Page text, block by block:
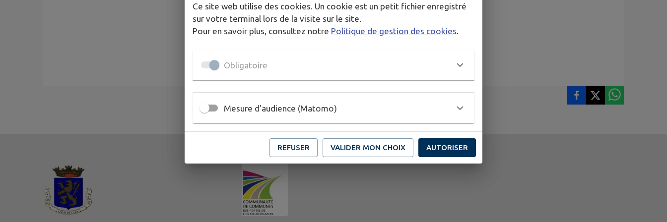
Ce site web utilise des cookies. Un cookie est un petit fichier enregistré
sur votre terminal lors de la visite sur le site.
Pour en savoir plus, consultez notre Politique de gestion des cookies.
Obligatoire
Mesure d'audience (Matomo)
REFUSER VALIDER MON CHOIX AUTORISER